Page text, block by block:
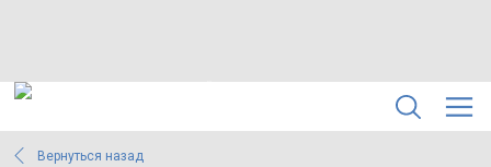
Вернуться назад